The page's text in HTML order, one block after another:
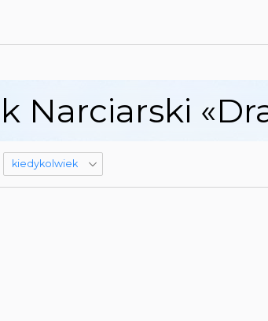
Narciarski